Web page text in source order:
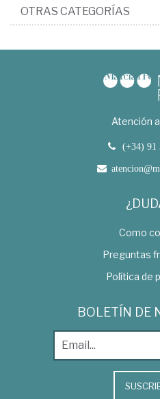
OTRAS CATEGORÍAS
Atención
(+34) 91
Como
Preguntas
Política de
BOLETÍN DE